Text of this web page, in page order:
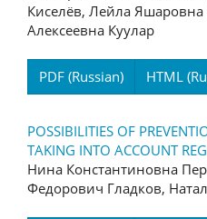
Киселёв, Лейла
Алексеевна Куулар
PDF (Russian) HTML
POSSIBILITIES OF
TAKING INTO ACCOUNT
Нина Константиновна
Федорович Гладков,